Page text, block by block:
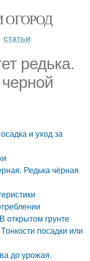
ОГОРОД
статьи
редька.
и уход за
Редька чёрная
открытом грунте
посадки или
до урожая.